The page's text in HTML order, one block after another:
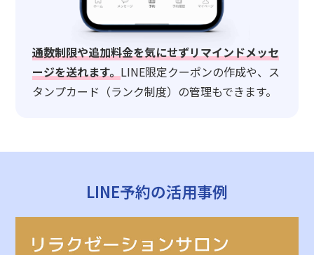
通数制限や追加料金を気にせずリマインドメッセ
ージを送れます。LINE限定クーポンの作成や、ス
タンプカード（ランク制度）の管理もできます。
LINE予約の活用事例